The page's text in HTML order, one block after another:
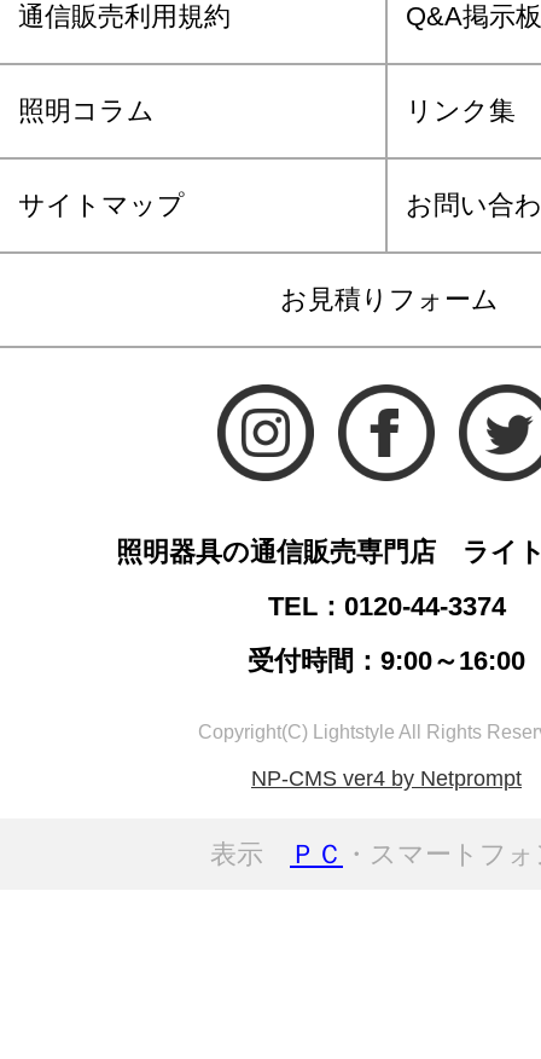
通信販売利用規約 Q&A掲示板
照明コラム リンク集
サイトマップ お問い合
お見積りフォーム
照明器具の通信販売専門店 ライ
TEL：0120-44-3374
受付時間：9:00～16:00
Copyright(C) Lightstyle All Rights
NP-CMS ver4 by Netprompt
表示 ＰＣ ・スマートフ